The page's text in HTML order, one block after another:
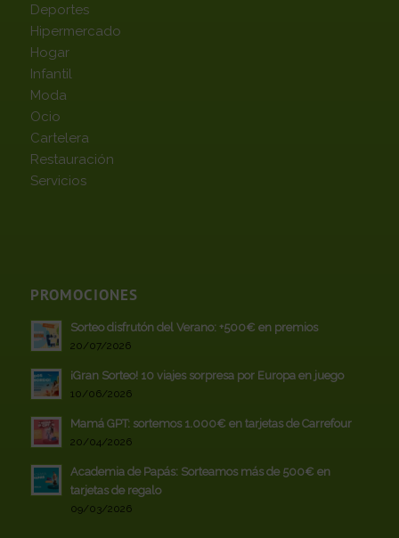
Deportes
Hipermercado
Hogar
Infantil
Moda
Ocio
Cartelera
Restauración
Servicios
PROMOCIONES
Sorteo disfrutón del Verano: +500€ en premios
20/07/2026
¡Gran Sorteo! 10 viajes sorpresa por Europa en juego
10/06/2026
Mamá GPT: sortemos 1.000€ en tarjetas de Carrefour
20/04/2026
Academia de Papás: Sorteamos más de 500€ en
tarjetas de regalo
09/03/2026